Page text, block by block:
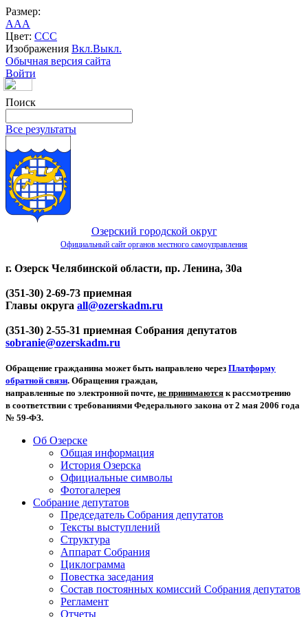
Размер:
AAA
Цвет: CCC
Изображения Вкл.Выкл.
Обычная версия сайта
Войти
Поиск
Все результаты
Озерский городской округ
Официальный сайт органов местного самоуправления
г. Озерск Челябинской области, пр. Ленина, 30а
(351-30) 2-69-73 приемная
Главы округа all@ozerskadm.ru
(351-30) 2-55-31 приемная Собрания депутатов
sobranie@ozerskadm.ru
Обращение гражданина может быть направлено через Платформу
обратной связи. Обращения граждан,
направленные по электронной почте, не принимаются к рассмотрению
в соответствии с требованиями Федерального закона от 2 мая 2006 года
№ 59-ФЗ.
Об Озерске
Общая информация
История Озерска
Официальные символы
Фотогалерея
Собрание депутатов
Председатель Собрания депутатов
Тексты выступлений
Структура
Аппарат Собрания
Циклограмма
Повестка заседания
Состав постоянных комиссий Собрания депутатов
Регламент
Отчеты